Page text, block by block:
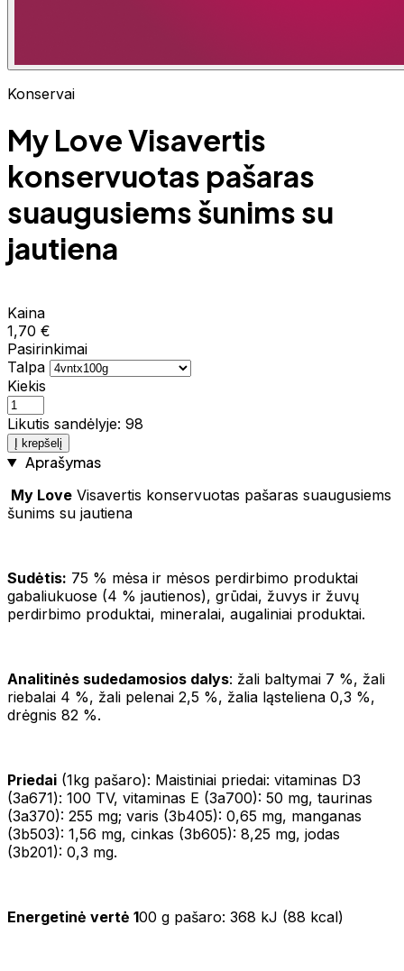
Konservai
My Love Visavertis
konservuotas pašaras
suaugusiems šunims su
jautiena
Kaina
1,70 €
Pasirinkimai
Talpa
Kiekis
Likutis sandėlyje: 98
Į krepšelį
Aprašymas
My Love Visavertis konservuotas pašaras suaugusiems
šunims su jautiena
Sudėtis: 75 % mėsa ir mėsos perdirbimo produktai
gabaliukuose (4 % jautienos), grūdai, žuvys ir žuvų
perdirbimo produktai, mineralai, augaliniai produktai.
Analitinės sudedamosios dalys: žali baltymai 7 %, žali
riebalai 4 %, žali pelenai 2,5 %, žalia ląsteliena 0,3 %,
drėgnis 82 %.
Priedai (1kg pašaro): Maistiniai priedai: vitaminas D3
(3а671): 100 TV, vitaminas Е (3а700): 50 mg, taurinas
(3a370): 255 mg; varis (3b405): 0,65 mg, manganas
(3b503): 1,56 mg, cinkas (3b605): 8,25 mg, jodas
(3b201): 0,3 mg.
Energetinė vertė 100 g pašaro: 368 kJ (88 kcal)